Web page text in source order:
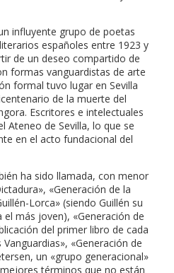
influyente grupo de poetas
españoles entre 1923 y
de un deseo compartido de
formas vanguardistas de arte
formal tuvo lugar en Sevilla
de la muerte del
Escritores e intelectuales
Ateneo de Sevilla, lo que se
en el acto fundacional del
ha sido llamada, con menor
«Generación de la
Lorca» (siendo Guillén su
más joven), «Generación de
del primer libro de cada
«Generación de
un «grupo generacional»
términos que no están